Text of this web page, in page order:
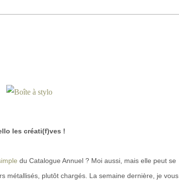
les créati(f)ves !
du Catalogue Annuel ? Moi aussi, mais elle peut se
métallisés, plutôt chargés. La semaine dernière, je vous